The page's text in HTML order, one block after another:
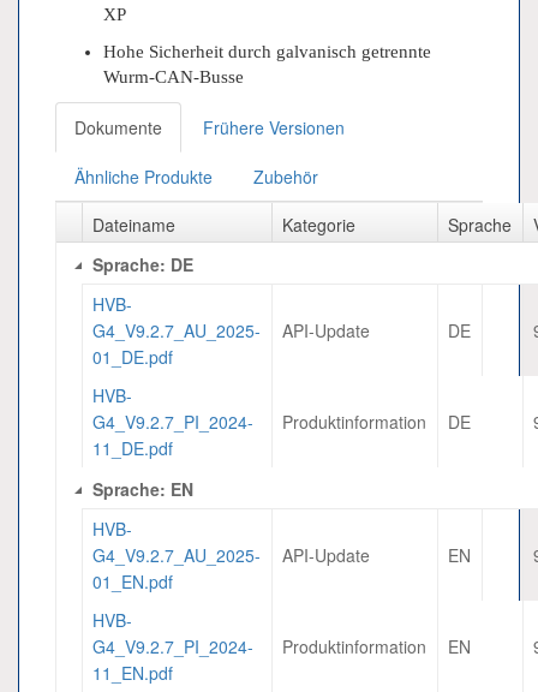
XP
Hohe Sicherheit durch galvanisch getrennte
Wurm-CAN-Busse
Dokumente Frühere Versionen
Ähnliche Produkte
Zubehör
Dateiname
Kategorie Sprache
Sprache: DE
HVB-
G4_V9.2.7_AU_2025-
01_DE.pdf
API-Update DE
HVB-
G4_V9.2.7_PI_2024-
11_DE.pdf
Produktinformation DE
Sprache: EN
HVB-
G4_V9.2.7_AU_2025-
01_EN.pdf
API-Update EN
HVB-
G4_V9.2.7_PI_2024-
11_EN.pdf
Produktinformation EN